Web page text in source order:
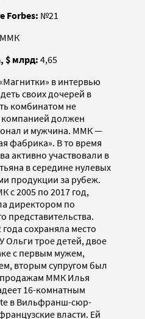
Forbes: №21
ММК
$ млрд: 4,65
в интервью
своих дочерей в
комбинатом не
компанией должен
и мужчина. ММК —
фабрика». В то время
активно участвовали в
в середине нулевых
продукции за рубеж.
с 2005 по 2017 год,
директором по
представительства.
сохраняла место
Ольги трое детей, двое
с первым мужем,
вторым супругом был
ММК Илья
16-комнатным
в Вильфранш-сюр-
власти. Ей